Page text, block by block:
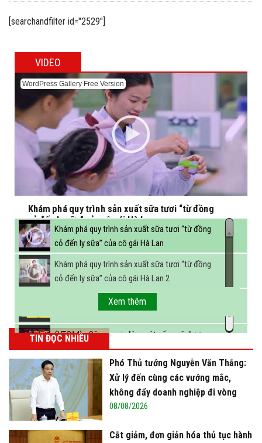
[searchandfilter id="2529"]
VIDEO
WordPress Gallery Free Version
Khám phá quy trình sản xuất sữa tươi “từ đồng
cỏ đến ly sữa” của cô gái Hà Lan
Khám phá quy trình sản xuất sữa tươi “từ đồng
cỏ đến ly sữa” của cô gái Hà Lan
Khám phá quy trình sản xuất sữa tươi “từ đồng
cỏ đến ly sữa” của cô gái Hà Lan 2
FBNC - Ngành sữa hướng tới mục tiêu 3,4 tỷ lít
sữa vào năm 2025
(VTC14) - Sữa ngoại, động vật sống sẽ được
miễn thuế nhập khẩu
Xem thêm
TIN ĐỌC NHIỀU
Phó Thủ tướng Nguyễn Văn Thắng:
Xử lý đến cùng các vướng mắc,
không đẩy doanh nghiệp đi vòng
08/08/2026
Cắt giảm, đơn giản hóa thủ tục hành